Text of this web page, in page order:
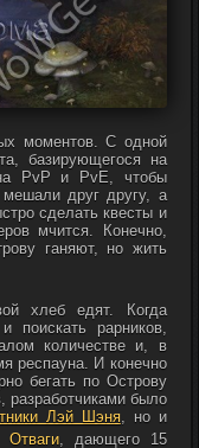
моментов. С одной
базирующегося на
PvP и PvE, чтобы
друг другу, а
сделать квесты и
мчится. Конечно,
ганяют, но жить
хлеб едят. Когда
поискать рарников,
количестве и, в
респауна. И конечно
бегать по Острову
разработчиками было
Лэй Шэня, но и
Отваги, дающего 15